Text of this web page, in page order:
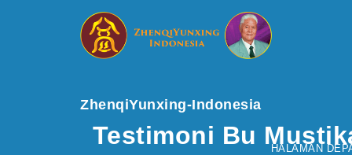
ZhenqiYunxing-Indonesia
HALAMAN
Testimoni Bu